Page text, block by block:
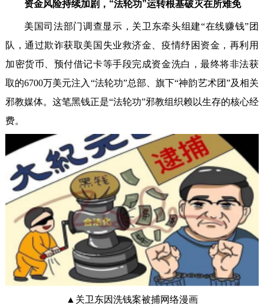
资金风险持续加剧，“法轮功”运转根基破灭在所难免
美国司法部门调查显示，关卫东牵头组建“在线赚钱”团
队，通过欺诈获取美国失业救济金、疫情纾困资金，再利用
加密货币、预付借记卡等手段完成资金洗白，最终将非法获
取的6700万美元注入“法轮功”总部、旗下“神韵艺术团”及相关
邪教媒体。这笔黑钱正是“法轮功”邪教组织赖以生存的核心经
费。
▲关卫东因洗钱案被捕网络漫画